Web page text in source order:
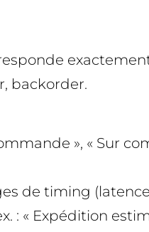
backorder.
», « Sur
de timing (latence
« Expédition